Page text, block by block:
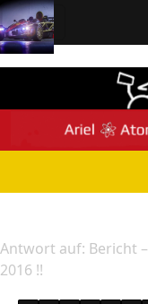
Antwort auf: Bericht
2016 !!